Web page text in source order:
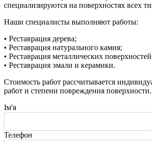
специализируются на поверхностях всех
Наши специалисты выполняют работы:
• Реставрация дерева;
• Реставрация натурального камня;
• Реставрация металлических
• Реставрация эмали и керамики.
Стоимость работ рассчитывается
работ и степени повреждения поверхности.
Ім'я
Телефон